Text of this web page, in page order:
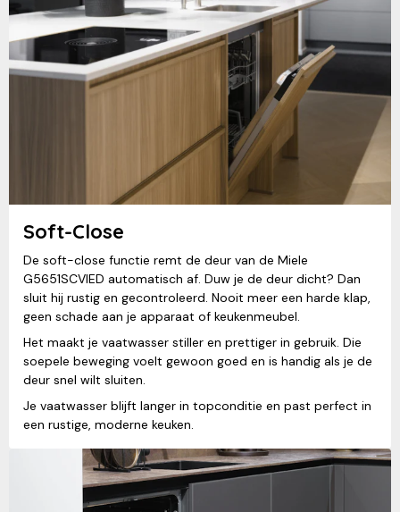
Soft-Close
De soft-close functie remt de deur van de Miele
G5651SCVIED automatisch af. Duw je de deur dicht? Dan
sluit hij rustig en gecontroleerd. Nooit meer een harde klap,
geen schade aan je apparaat of keukenmeubel.
Het maakt je vaatwasser stiller en prettiger in gebruik. Die
soepele beweging voelt gewoon goed en is handig als je de
deur snel wilt sluiten.
Je vaatwasser blijft langer in topconditie en past perfect in
een rustige, moderne keuken.